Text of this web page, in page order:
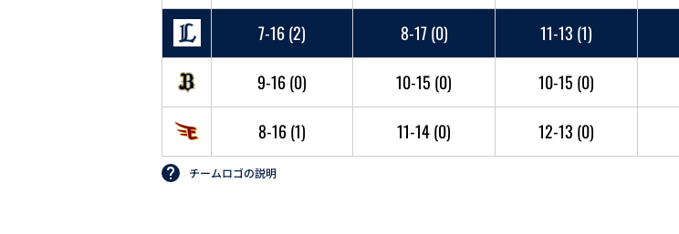
7-16(2) 8-17(0) 11-13 (1)
9-16(0) 10-15 (0) 10-15 (0)
8-16(1) 11-14(0) 12-13 (0)
チームロゴの説明